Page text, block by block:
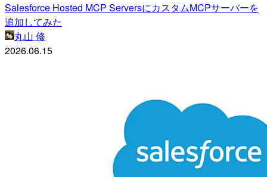
Salesforce Hosted MCP ServersにカスタムMCPサーバーを
追加してみた
丸山 修
2026.06.15